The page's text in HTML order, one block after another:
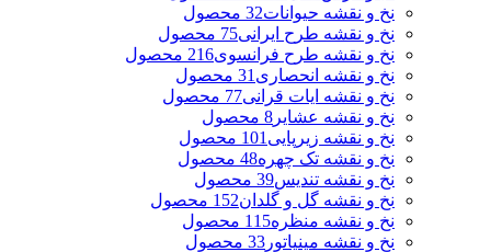
نخ و نقشه حیوانات32 محصول
نخ و نقشه طرح ایرانی75 محصول
نخ و نقشه طرح فرانسوی216 محصول
نخ و نقشه انحصاری 31 محصول
نخ و نقشه ایات قرانی77 محصول
نخ و نقشه عشایر 8 محصول
نخ و نقشه زیرپایی 101 محصول
نخ و نقشه تک چهره48 محصول
نخ و نقشه تندیس39 محصول
نخ و نقشه گل و گلدان152 محصول
نخ و نقشه منظره115 محصول
نخ و نقشه مینیاتور 33 محصول